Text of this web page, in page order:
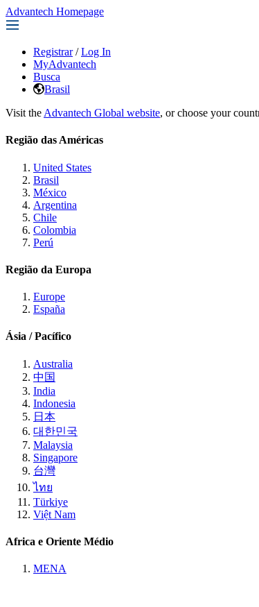
Advantech Homepage
Registrar / Log In
MyAdvantech
Busca
Brasil
Visit the Advantech Global website, or choose your
Região das Américas
United States
Brasil
México
Argentina
Chile
Colombia
Perú
Região da Europa
Europe
España
Ásia / Pacífico
Australia
中国
India
Indonesia
日本
대한민국
Malaysia
Singapore
台灣
ไทย
Türkiye
Việt Nam
Africa e Oriente Médio
MENA